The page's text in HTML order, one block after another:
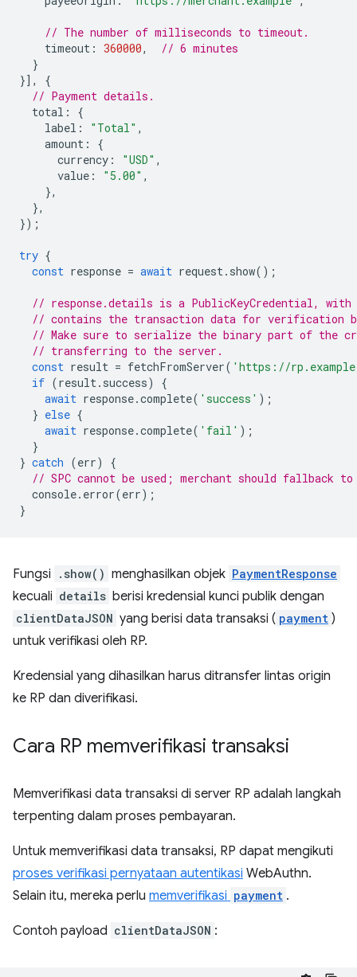
// The number of milliseconds to timeout.
timeout : 360000,
// 6 minutes
}
}],
{
// Payment details.
total :
{
label : "Total" ,
amount :
{
currency : "USD" ,
value : "5.00" ,
},
},
});
try {
const response = await request. show();
// response.details is a PublicKeyCredential, with
// contains the transaction data for verification
// Make sure to serialize the binary part of the
// transferring to the server.
const result = fetchFromServer( 'https://
if (result. success)
{
await response.complete( 'success' );
} else {
await response.complete( 'fail' );
}
} catch (err)
{
// SPC cannot be used; merchant should fallback
console. error(err);
}
Fungsi .show() menghasilkan objek PaymentResponse
kecuali details berisi kredensial kunci publik dengan
clientDataJSON yang berisi data transaksi ( payment )
untuk verifikasi oleh RP.
Kredensial yang dihasilkan harus ditransfer lintas origin
ke RP dan diverifikasi.
Cara RP memverifikasi transaksi
Memverifikasi data transaksi di server RP adalah langkah
terpenting dalam proses pembayaran.
Untuk memverifikasi data transaksi, RP dapat mengikuti
proses verifikasi pernyataan autentikasi WebAuthn.
Selain itu, mereka perlu memverifikasi payment .
Contoh payload clientDataJSON :